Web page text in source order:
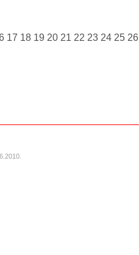
17 18 19 20 21 22 23 24 25 26